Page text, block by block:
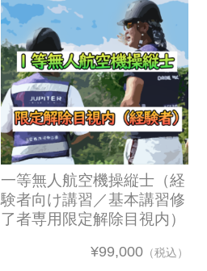
一等無人航空機操縦士（経
験者向け講習／基本講習修
了者専用限定解除目視内）
¥99,000 （税込）